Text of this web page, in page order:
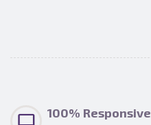
100% Responsive